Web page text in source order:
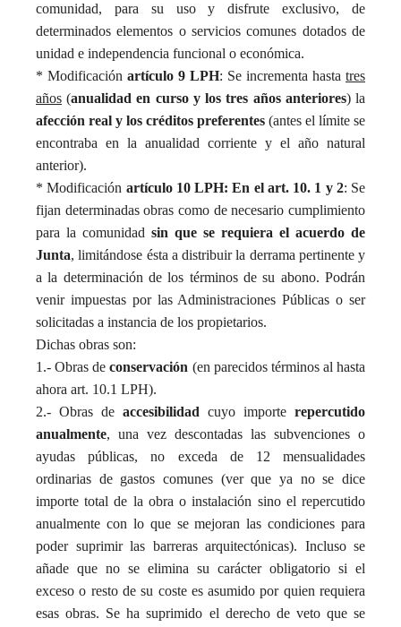
comunidad, para su uso y disfrute exclusivo, de
determinados elementos o servicios comunes dotados de
unidad e independencia funcional o económica.
* Modificación artículo 9 LPH: Se incrementa hasta tres
años (anualidad en curso y los tres años anteriores) la
afección real y los créditos preferentes (antes el límite se
encontraba en la anualidad corriente y el año natural
anterior).
* Modificación artículo 10 LPH: En el art. 10. 1 y 2: Se
fijan determinadas obras como de necesario cumplimiento
para la comunidad sin que se requiera el acuerdo de
Junta, limitándose ésta a distribuir la derrama pertinente y
a la determinación de los términos de su abono. Podrán
venir impuestas por las Administraciones Públicas o ser
solicitadas a instancia de los propietarios.
Dichas obras son:
1.- Obras deconservación (en parecidos términos al hasta
ahora art. 10.1 LPH).
2.- Obras de accesibilidad cuyo importe repercutido
anualmente, una vez descontadas las subvenciones o
ayudas públicas, no exceda de 12 mensualidades
ordinarias de gastos comunes (ver que ya no se dice
importe total de la obra o instalación sino el repercutido
anualmente con lo que se mejoran las condiciones para
poder suprimir las barreras arquitectónicas). Incluso se
añade que no se elimina su carácter obligatorio si el
exceso o resto de su coste es asumido por quien requiera
esas obras. Se ha suprimido el derecho de veto que se